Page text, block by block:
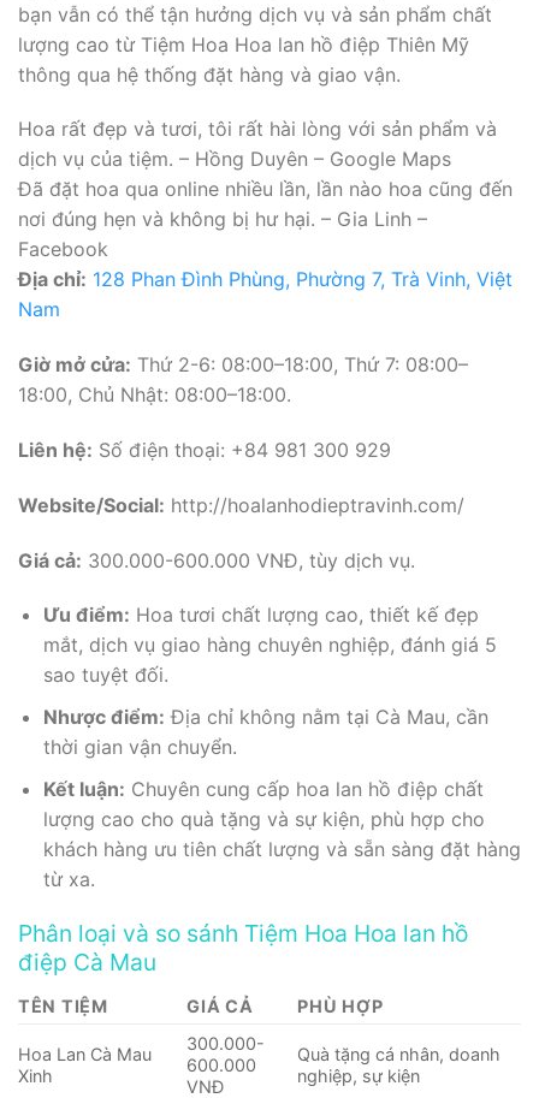
bạn vẫn có thể tận hưởng dịch vụ và sản phẩm chất
lượng cao từ Tiệm Hoa Hoa lan hồ điệp Thiên Mỹ
thông qua hệ thống đặt hàng và giao vận.
Hoa rất đẹp và tươi, tôi rất hài lòng với sản phẩm và
dịch vụ của tiệm. – Hồng Duyên – Google Maps
Đã đặt hoa qua online nhiều lần, lần nào hoa cũng đến
nơi đúng hẹn và không bị hư hại. – Gia Linh –
Facebook
Địa chỉ: 128 Phan Đình Phùng, Phường 7, Trà Vinh, Việt
Nam
Giờ mở cửa: Thứ 2-6: 08:00–18:00, Thứ 7: 08:00–
18:00, Chủ Nhật: 08:00–18:00.
Liên hệ: Số điện thoại: +84 981 300 929
Website/Social: http://hoalanhodieptravinh.com/
Giá cả: 300.000-600.000 VNĐ, tùy dịch vụ.
Ưu điểm: Hoa tươi chất lượng cao, thiết kế đẹp
mắt, dịch vụ giao hàng chuyên nghiệp, đánh giá 5
sao tuyệt đối.
Nhược điểm: Địa chỉ không nằm tại Cà Mau, cần
thời gian vận chuyển.
Kết luận: Chuyên cung cấp hoa lan hồ điệp chất
lượng cao cho quà tặng và sự kiện, phù hợp cho
khách hàng ưu tiên chất lượng và sẵn sàng đặt hàng
từ xa.
Phân loại và so sánh Tiệm Hoa Hoa lan hồ
điệp Cà Mau
TÊN TIỆM GIÁ CẢ PHÙ HỢP
Hoa Lan Cà Mau
Xinh
300.000-
600.000
VNĐ
Quà tặng cá nhân, doanh
nghiệp, sự kiện